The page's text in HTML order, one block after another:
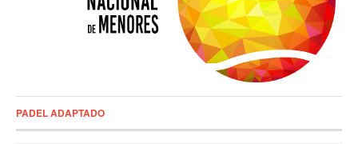
PADEL ADAPTADO